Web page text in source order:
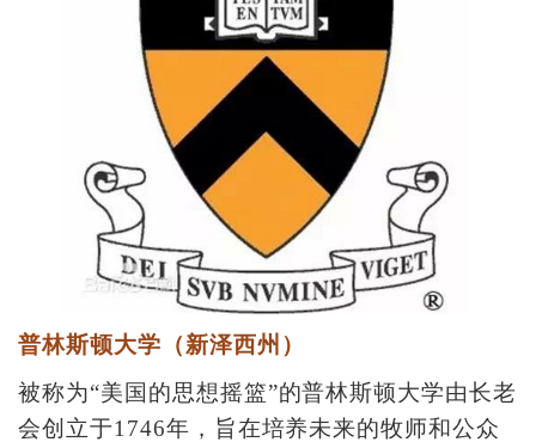
普林斯顿大学（新泽西州）
被称为“美国的思想摇篮”的普林斯顿大学由长老
会创立于1746年，旨在培养未来的牧师和公众